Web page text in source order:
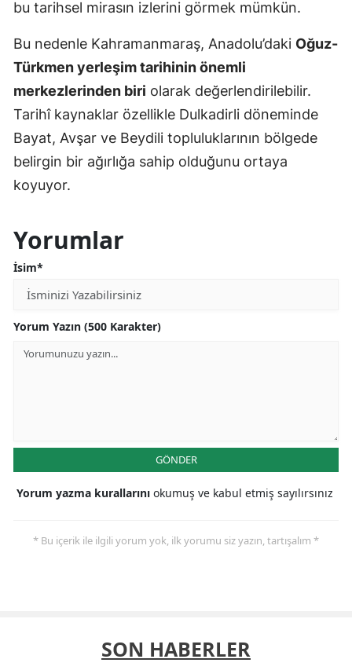
bu tarihsel mirasın izlerini görmek mümkün.
Bu nedenle Kahramanmaraş, Anadolu’daki Oğuz-
Türkmen yerleşim tarihinin önemli
merkezlerinden biri olarak değerlendirilebilir.
Tarihî kaynaklar özellikle Dulkadirli döneminde
Bayat, Avşar ve Beydili topluluklarının bölgede
belirgin bir ağırlığa sahip olduğunu ortaya
koyuyor.
Yorumlar
İsim*
Yorum Yazın (500 Karakter)
GÖNDER
Yorum yazma kurallarını okumuş ve kabul etmiş sayılırsınız
* Bu içerik ile ilgili yorum yok, ilk yorumu siz yazın, tartışalım *
SON HABERLER